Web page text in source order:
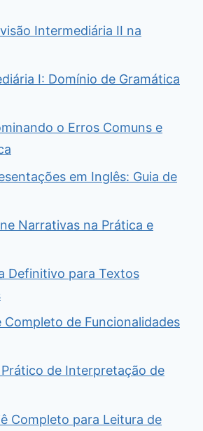
Intermediária II na
I: Domínio de Gramática
o Erros Comuns e
em Inglês: Guia de
Narrativas na Prática e
Definitivo para Textos
Completo de Funcionalidades
Prático de Interpretação de
Completo para Leitura de